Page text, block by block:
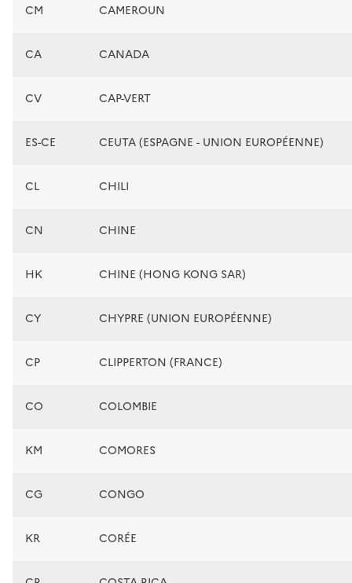
CM CAMEROUN
CA CANADA
CV CAP-VERT
ES-CE CEUTA (ESPAGNE - UNION EUROPÉENNE)
CL CHILI
CN CHINE
HK CHINE (HONG KONG SAR)
CY CHYPRE (UNION EUROPÉENNE)
CP CLIPPERTON (FRANCE)
CO COLOMBIE
KM COMORES
CG CONGO
KR CORÉE